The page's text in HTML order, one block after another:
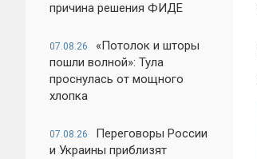
причина решения ФИДЕ
07.08.26
«Потолок и шторы
пошли волной»: Тула
проснулась от мощного
хлопка
07.08.26
Переговоры России
и Украины приблизят